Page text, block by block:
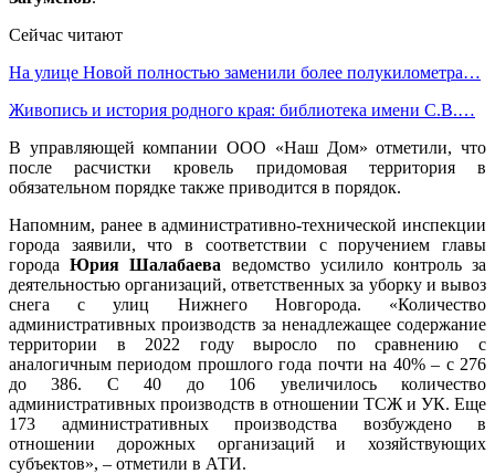
Сейчас читают
На улице Новой полностью заменили более полукилометра…
Живопись и история родного края: библиотека имени С.В.…
В управляющей компании ООО «Наш Дом» отметили, что
после расчистки кровель придомовая территория в
обязательном порядке также приводится в порядок.
Напомним, ранее в административно-технической инспекции
города заявили, что в соответствии с поручением главы
городаЮрия Шалабаева ведомство усилило контроль за
деятельностью организаций, ответственных за уборку и вывоз
снега с улиц Нижнего Новгорода. «Количество
административных производств за ненадлежащее содержание
территории в 2022 году выросло по сравнению с
аналогичным периодом прошлого года почти на 40% – с 276
до 386. С 40 до 106 увеличилось количество
административных производств в отношении ТСЖ и УК. Еще
173 административных производства возбуждено в
отношении дорожных организаций и хозяйствующих
субъектов», – отметили в АТИ.